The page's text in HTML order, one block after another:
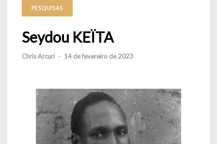
PESQUISAS
Seydou KEÏTA
Chris Arcuri - 14 de fevereiro de 2023